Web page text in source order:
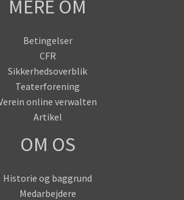
MERE OM
Betingelser
CFR
Sikkerhedsoverblik
Teaterforening
online verwalten
Artikel
OM OS
Historie og baggrund
Medarbejdere